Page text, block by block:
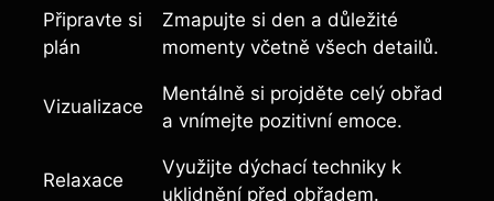
Připravte si
plán
Zmapujte si den a důležité
momenty včetně všech detailů.
Vizualizace
Mentálně si projděte celý obřad
a vnímejte pozitivní emoce.
Relaxace
Využijte dýchací techniky k
uklidnění před obřadem.